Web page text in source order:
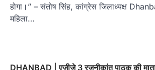
होगा।” – संतोष सिंह, कांग्रेस जिलाध्यक्ष
महिला…
DHANBAD | एजीजे 3 रजनीकांत पाठक की माता